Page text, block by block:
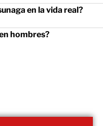
en la vida real?
hombres?